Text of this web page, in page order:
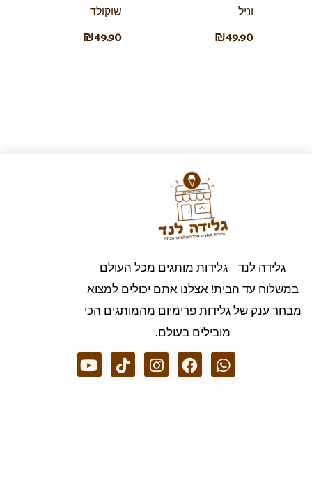
וניל
₪49.90
שוקולד
₪49.90
גלידה לנד - גלידות מותגים מכל העולם
במשלוח עד הבית! אצלנו אתם יכולים למצוא
מבחר ענק של גלידות פרימיום מהמותגים הכי
מובילים בעולם.